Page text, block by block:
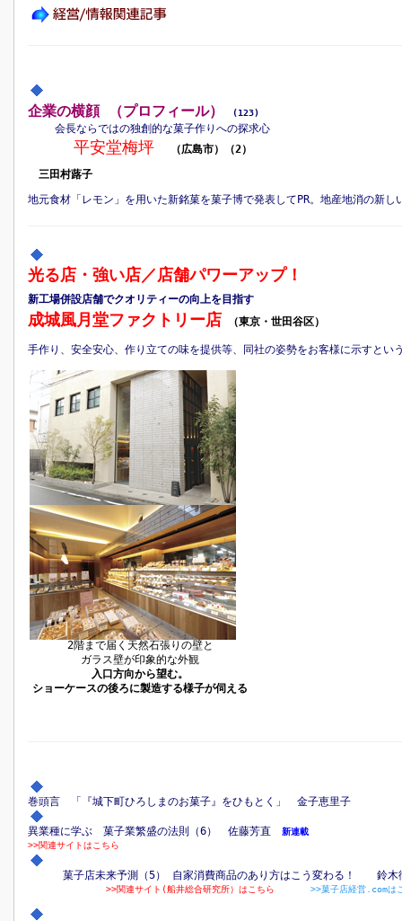
企業の横顔 （プロフィール） (123)
会長ならではの独創的な菓子作りへの探求心
平安堂梅坪
（広島市）（2）
三田村蕗子
地元食材「レモン」を用いた新銘菓を菓子博で発表してPR。地産地消の新し
光る店・強い店／店舗パワーアップ！
新工場併設店舗でクオリティーの向上を目指す
成城風月堂ファクトリー店 （東京・世田谷区）
手作り、安全安心、作り立ての味を提供等、同社の姿勢をお客様に示すとい
2階まで届く天然石張りの壁と
ガラス壁が印象的な外観
入口方向から望む。
ショーケースの後ろに製造する様子が伺える
巻頭言 「『城下町ひろしまのお菓子』をひもとく」 金子恵里子
異業種に学ぶ 菓子業繁盛の法則（6） 佐藤芳直
新連載
>>関連サイトはこちら
菓子店未来予測（5） 自家消費商品のあり方はこう変わる！ 鈴
>>関連サイト(船井総合研究所）はこちら >>菓子店経営.comは